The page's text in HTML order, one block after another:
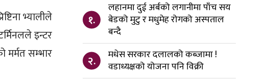
भ्यालीले
इन्टर
मर्मत सम्भार
१.
लहानमा दुई अर्बको लगानीमा पाँच सय
बेडको मुटु र मधुमेह रोगको अस्पताल
बन्दै
२.
मधेस सरकार दलालको कब्जामा !
वडाध्यक्षको योजना पनि विक्री